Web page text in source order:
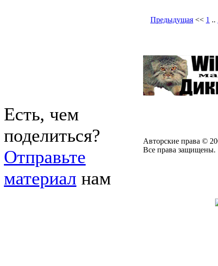
Предыдущая << 1 ..
Есть, чем
поделиться?
Отправьте
материал нам
Авторские права ©
Все права защищены.